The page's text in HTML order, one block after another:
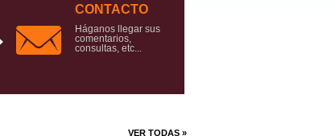
CONTACTO
Háganos llegar sus
comentarios,
consultas, etc...
VER TODAS »
Parroquial Somió»
de Rehabilitación de la Casa